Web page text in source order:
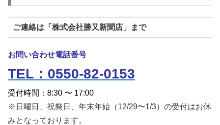
ご連絡は「株式会社勝又新聞店」まで
お問い合わせ電話番号
TEL：0550-82-0153
受付時間：8:30 〜 17:00
※日曜日、祝祭日、年末年始（12/29〜1/3）の受付はお休
みとなっております。